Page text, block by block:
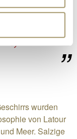
im
wurden
von Latour
Meer. Salzige